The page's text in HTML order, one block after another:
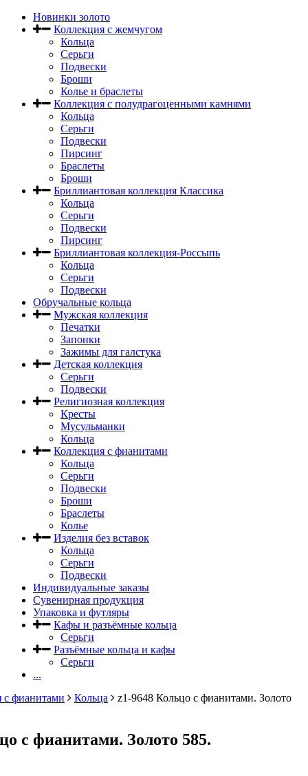
Новинки золото
Коллекция с жемчугом
Кольца
Серьги
Подвески
Броши
Колье и браслеты
Коллекция с полудрагоценными камнями
Кольца
Серьги
Подвески
Пирсинг
Браслеты
Броши
Бриллиантовая коллекция Классика
Кольца
Серьги
Подвески
Пирсинг
Бриллиантовая коллекция-Россыпь
Кольца
Серьги
Подвески
Обручальные кольца
Мужская коллекция
Печатки
Запонки
Зажимы для галстука
Детская коллекция
Серьги
Подвески
Религиозная коллекция
Кресты
Мусульманки
Кольца
Коллекция с фианитами
Кольца
Серьги
Подвески
Броши
Браслеты
Колье
Изделия без вставок
Кольца
Серьги
Подвески
Индивидуальные заказы
Сувенирная продукция
Упаковка и футляры
Кафы и разъёмные кольца
Серьги
Разъёмные кольца и кафы
Серьги
...
с фианитами
Кольца z1-9648 Кольцо с фианитами. Золото
с фианитами. Золото 585.